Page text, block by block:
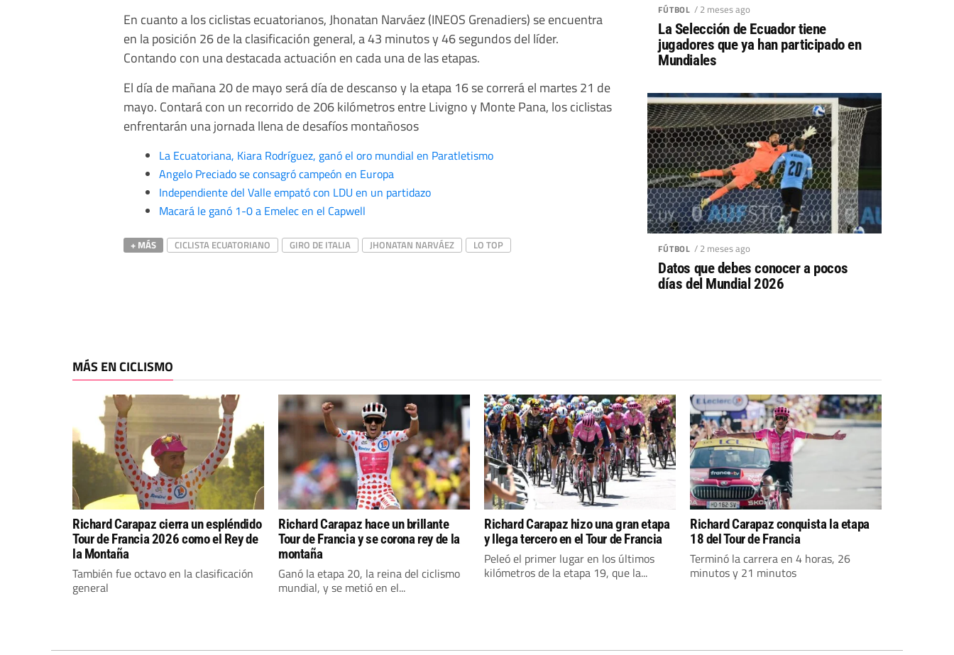
En cuanto a los ciclistas ecuatorianos, Jhonatan Narváez (INEOS Grenadiers) se encuentra
en la posición 26 de la clasificación general, a 43 minutos y 46 segundos del líder.
Contando con una destacada actuación en cada una de las etapas.
El día de mañana 20 de mayo será día de descanso y la etapa 16 se correrá el martes 21 de
mayo. Contará con un recorrido de 206 kilómetros entre Livigno y Monte Pana, los ciclistas
enfrentarán una jornada llena de desafíos montañosos
La Ecuatoriana, Kiara Rodríguez, ganó el oro mundial en Paratletismo
Angelo Preciado se consagró campeón en Europa
Independiente del Valle empató con LDU en un partidazo
Macará le ganó 1-0 a Emelec en el Capwell
+ MÁS CICLISTA ECUATORIANO GIRO DE ITALIA JHONATAN NARVÁEZ LO TOP
FÚTBOL / 2 meses ago
La Selección de Ecuador tiene
jugadores que ya han participado en
Mundiales
FÚTBOL / 2 meses ago
Datos que debes conocer a pocos
días del Mundial 2026
MÁS EN CICLISMO
Richard Carapaz cierra un espléndido
Tour de Francia 2026 como el Rey de
la Montaña
También fue octavo en la clasificación
general
Richard Carapaz hace un brillante
Tour de Francia y se corona rey de la
montaña
Ganó la etapa 20, la reina del ciclismo
mundial, y se metió en el...
Richard Carapaz hizo una gran etapa
y llega tercero en el Tour de Francia
Peleó el primer lugar en los últimos
kilómetros de la etapa 19, que la...
Richard Carapaz conquista la etapa
18 del Tour de Francia
Terminó la carrera en 4 horas, 26
minutos y 21 minutos